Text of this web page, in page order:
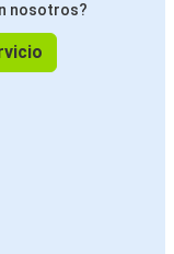
nosotros?